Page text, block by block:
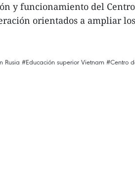
y funcionamiento del
orientados a ampliar
Rusia #Educación superior Vietnam #Centro